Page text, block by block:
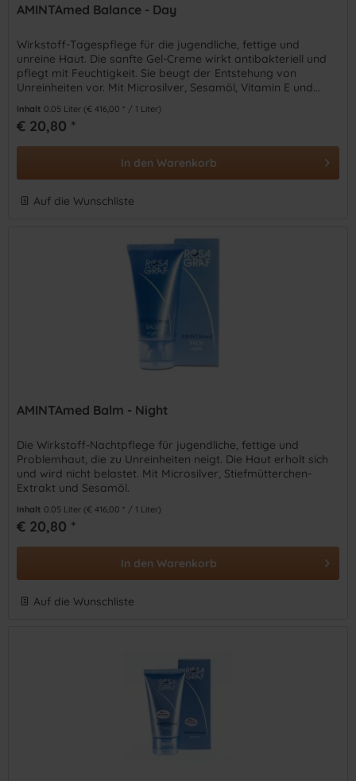
AMINTAmed Balance - Day
Wirkstoff-Tagespflege für die jugendliche, fettige und
unreine Haut. Die sanfte Gel-Creme wirkt antibakteriell und
pflegt mit Feuchtigkeit. Sie beugt der Entstehung von
Unreinheiten vor. Mit Microsilver, Sesamöl, Vitamin E und...
Inhalt 0.05 Liter (€ 416,00 * / 1 Liter)
€ 20,80 *
In den Warenkorb
Auf die Wunschliste
AMINTAmed Balm - Night
Die Wirkstoff-Nachtpflege für jugendliche, fettige und
Problemhaut, die zu Unreinheiten neigt. Die Haut erholt sich
und wird nicht belastet. Mit Microsilver, Stiefmütterchen-
Extrakt und Sesamöl.
Inhalt 0.05 Liter (€ 416,00 * / 1 Liter)
€ 20,80 *
In den Warenkorb
Auf die Wunschliste